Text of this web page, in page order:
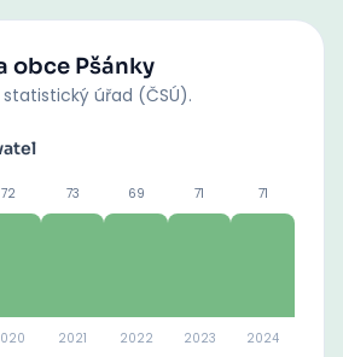
obce Pšánky
statistický úřad (ČSÚ).
72 73
2021
69
2022
71
2023
71
2024